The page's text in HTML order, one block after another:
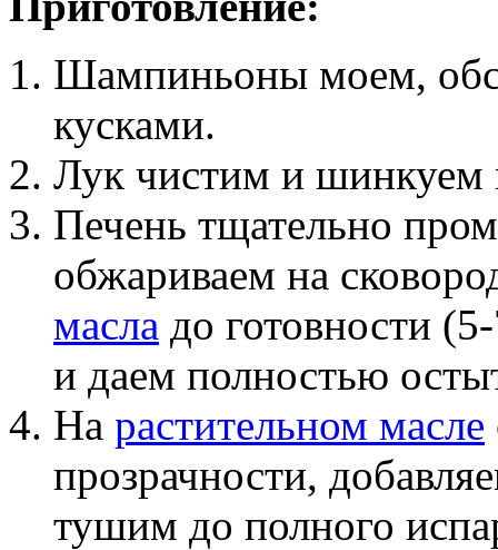
Шампиньоны моем,
кусками.
Лук чистим и шинкуем
Печень тщательно
обжариваем на
масла до готовности
и даем полностью
На растительном масле
прозрачности,
тушим до полного